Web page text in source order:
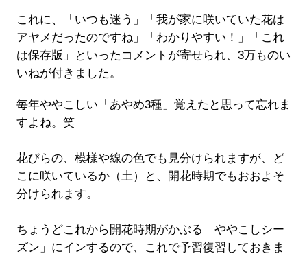
これに、「いつも迷う」「我が家に咲いていた花は
アヤメだったのですね」「わかりやすい！」「これ
は保存版」といったコメントが寄せられ、3万ものい
いねが付きました。
毎年ややこしい「あやめ3種」覚えたと思って忘れま
すよね。笑
花びらの、模様や線の色でも見分けられますが、ど
こに咲いているか（土）と、開花時期でもおおよそ
分けられます。
ちょうどこれから開花時期がかぶる「ややこしシー
ズン」にインするので、これで予習復習しておきま